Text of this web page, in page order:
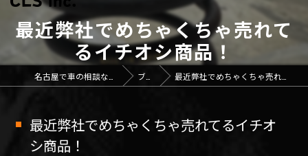
最近弊社でめちゃくちゃ売れて
るイチオシ商品！
ブログ 最近弊社でめちゃくちゃ売れてるイチオシ商品！
最近弊社でめちゃくちゃ売れてるイチオ
シ商品！